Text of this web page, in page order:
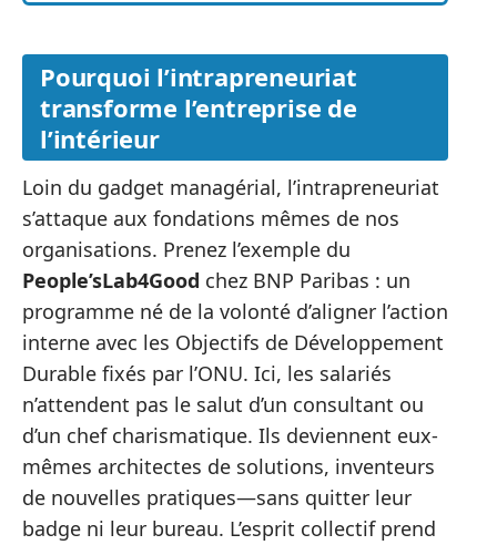
Pourquoi l’intrapreneuriat
transforme l’entreprise de
l’intérieur
Loin du gadget managérial, l’intrapreneuriat
s’attaque aux fondations mêmes de nos
organisations. Prenez l’exemple du
People’sLab4Good chez BNP Paribas : un
programme né de la volonté d’aligner l’action
interne avec les Objectifs de Développement
Durable fixés par l’ONU. Ici, les salariés
n’attendent pas le salut d’un consultant ou
d’un chef charismatique. Ils deviennent eux-
mêmes architectes de solutions, inventeurs
de nouvelles pratiques—sans quitter leur
badge ni leur bureau. L’esprit collectif prend